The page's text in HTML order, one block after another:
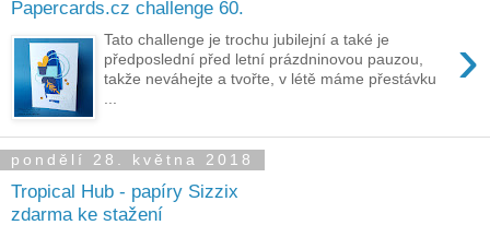
Papercards.cz challenge 60.
›
Tato challenge je trochu jubilejní a také je
předposlední před letní prázdninovou pauzou,
takže neváhejte a tvořte, v létě máme přestávku
pondělí 28. května 2018
Tropical Hub - papíry Sizzix
zdarma ke stažení